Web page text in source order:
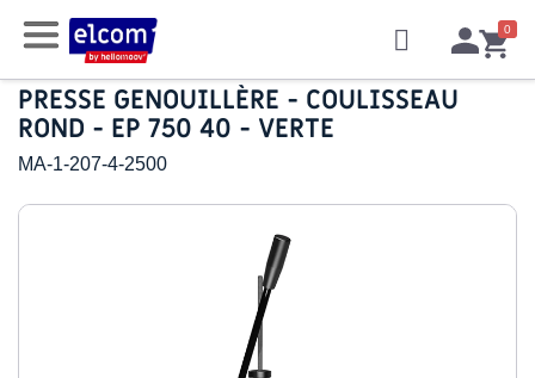
PRESSE GENOUILLÈRE - COULISSEAU
ROND - EP 750 40 - VERTE
MA-1-207-4-2500